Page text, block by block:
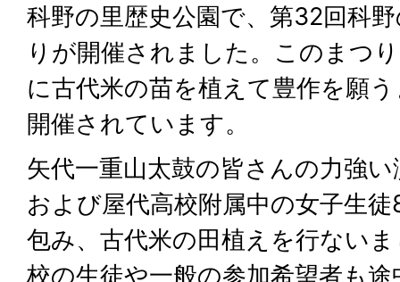
科野の里歴史公園で、第32回科
りが開催されました。このまつ
に古代米の苗を植えて豊作を願
開催されています。
矢代一重山太鼓の皆さんの力強
および屋代高校附属中の女子生
包み、古代米の田植えを行ない
校の生徒や一般の参加希望者も